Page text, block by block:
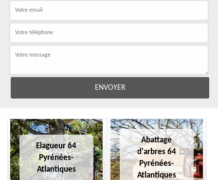
Elagueur 64
Pyrénées-
Atlantiques
Abattage
d'arbres 64
Pyrénées-
Atlantiques